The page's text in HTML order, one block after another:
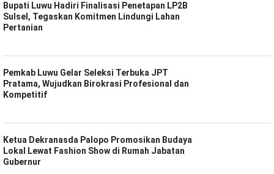
Bupati Luwu Hadiri Finalisasi Penetapan LP2B
Sulsel, Tegaskan Komitmen Lindungi Lahan
Pertanian
Pemkab Luwu Gelar Seleksi Terbuka JPT
Pratama, Wujudkan Birokrasi Profesional dan
Kompetitif
Ketua Dekranasda Palopo Promosikan Budaya
Lokal Lewat Fashion Show di Rumah Jabatan
Gubernur